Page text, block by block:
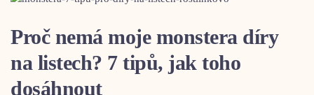
Proč nemá moje monstera díry
na listech? 7 tipů, jak toho
dosáhnout